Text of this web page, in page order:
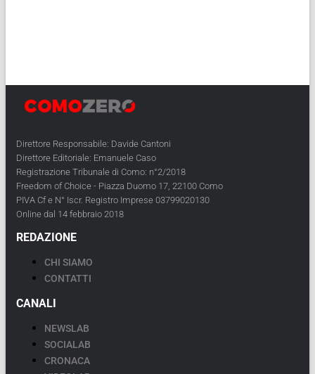
Direttore Responsabile: Davide Cantoni
Direttore Editoriale: Emanuele Caso
Registrazione Tribunale di Como: n°2/2018
Freedom of Choice - Piazza Duomo 17, 22100 Como
PIVA Cf e N° Iscr. Registro Imprese 03799020130
Online dal 14 febbraio 2018
REDAZIONE
CHI SIAMO
CONTATTI
CANALI
NEWSLAB
SOCIALAB
CRONACA